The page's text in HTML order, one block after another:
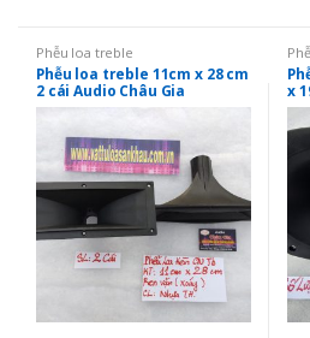
Phễu loa treble
Phễu loa treble 11cm x 28 cm
2 cái Audio Châu Gia
x